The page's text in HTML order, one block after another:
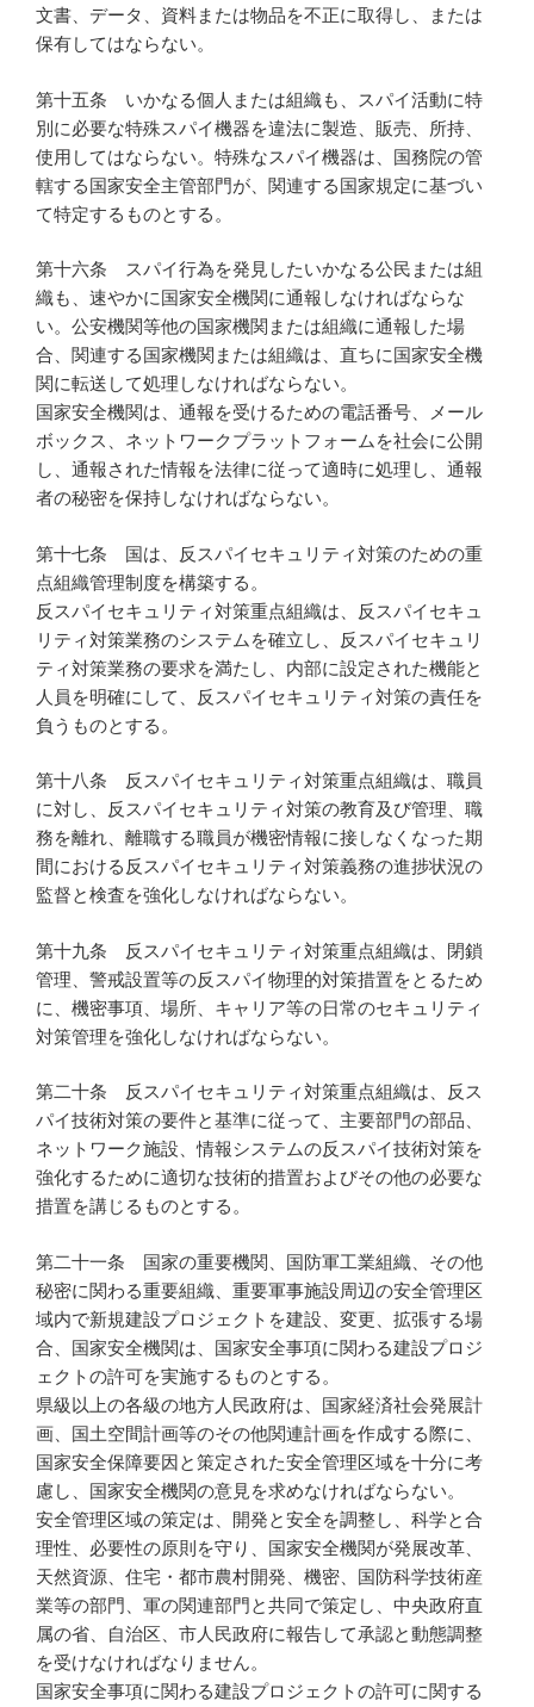
文書、データ、資料または物品を不正に取得し、または
保有してはならない。
第十五条 いかなる個人または組織も、スパイ活動に特
別に必要な特殊スパイ機器を違法に製造、販売、所持、
使用してはならない。特殊なスパイ機器は、国務院の管
轄する国家安全主管部門が、関連する国家規定に基づい
て特定するものとする。
第十六条 スパイ行為を発見したいかなる公民または組
織も、速やかに国家安全機関に通報しなければならな
い。公安機関等他の国家機関または組織に通報した場
合、関連する国家機関または組織は、直ちに国家安全機
関に転送して処理しなければならない。
国家安全機関は、通報を受けるための電話番号、メール
ボックス、ネットワークプラットフォームを社会に公開
し、通報された情報を法律に従って適時に処理し、通報
者の秘密を保持しなければならない。
第十七条 国は、反スパイセキュリティ対策のための重
点組織管理制度を構築する。
反スパイセキュリティ対策重点組織は、反スパイセキュ
リティ対策業務のシステムを確立し、反スパイセキュリ
ティ対策業務の要求を満たし、内部に設定された機能と
人員を明確にして、反スパイセキュリティ対策の責任を
負うものとする。
第十八条 反スパイセキュリティ対策重点組織は、職員
に対し、反スパイセキュリティ対策の教育及び管理、職
務を離れ、離職する職員が機密情報に接しなくなった期
間における反スパイセキュリティ対策義務の進捗状況の
監督と検査を強化しなければならない。
第十九条 反スパイセキュリティ対策重点組織は、閉鎖
管理、警戒設置等の反スパイ物理的対策措置をとるため
に、機密事項、場所、キャリア等の日常のセキュリティ
対策管理を強化しなければならない。
第二十条 反スパイセキュリティ対策重点組織は、反ス
パイ技術対策の要件と基準に従って、主要部門の部品、
ネットワーク施設、情報システムの反スパイ技術対策を
強化するために適切な技術的措置およびその他の必要な
措置を講じるものとする。
第二十一条 国家の重要機関、国防軍工業組織、その他
秘密に関わる重要組織、重要軍事施設周辺の安全管理区
域内で新規建設プロジェクトを建設、変更、拡張する場
合、国家安全機関は、国家安全事項に関わる建設プロジ
ェクトの許可を実施するものとする。
県級以上の各級の地方人民政府は、国家経済社会発展計
画、国土空間計画等のその他関連計画を作成する際に、
国家安全保障要因と策定された安全管理区域を十分に考
慮し、国家安全機関の意見を求めなければならない。
安全管理区域の策定は、開発と安全を調整し、科学と合
理性、必要性の原則を守り、国家安全機関が発展改革、
天然資源、住宅・都市農村開発、機密、国防科学技術産
業等の部門、軍の関連部門と共同で策定し、中央政府直
属の省、自治区、市人民政府に報告して承認と動態調整
を受けなければなりません。
国家安全事項に関わる建設プロジェクトの許可に関する